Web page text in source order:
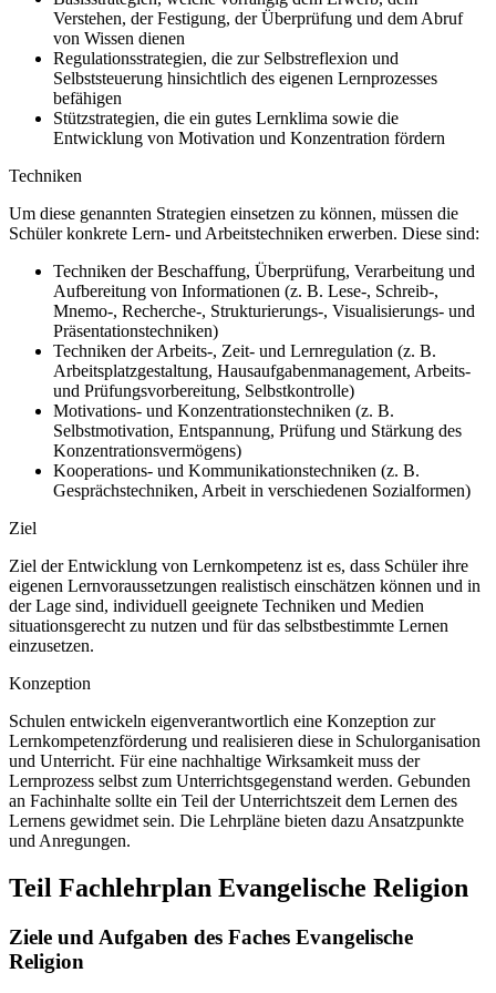
Verstehen, der Festigung, der Überprüfung und dem Abruf
von Wissen dienen
Regulationsstrategien, die zur Selbstreflexion und
Selbststeuerung hinsichtlich des eigenen Lernprozesses
befähigen
Stützstrategien, die ein gutes Lernklima sowie die
Entwicklung von Motivation und Konzentration fördern
Techniken
Um diese genannten Strategien einsetzen zu können, müssen die
Schüler konkrete Lern- und Arbeitstechniken erwerben. Diese sind:
Techniken der Beschaffung, Überprüfung, Verarbeitung und
Aufbereitung von Informationen (z. B. Lese-, Schreib-,
Mnemo-, Recherche-, Strukturierungs-, Visualisierungs- und
Präsentationstechniken)
Techniken der Arbeits-, Zeit- und Lernregulation (z. B.
Arbeitsplatzgestaltung, Hausaufgabenmanagement, Arbeits-
und Prüfungsvorbereitung, Selbstkontrolle)
Motivations- und Konzentrationstechniken (z. B.
Selbstmotivation, Entspannung, Prüfung und Stärkung des
Konzentrationsvermögens)
Kooperations- und Kommunikationstechniken (z. B.
Gesprächstechniken, Arbeit in verschiedenen Sozialformen)
Ziel
Ziel der Entwicklung von Lernkompetenz ist es, dass Schüler ihre
eigenen Lernvoraussetzungen realistisch einschätzen können und in
der Lage sind, individuell geeignete Techniken und Medien
situationsgerecht zu nutzen und für das selbstbestimmte Lernen
einzusetzen.
Konzeption
Schulen entwickeln eigenverantwortlich eine Konzeption zur
Lernkompetenzförderung und realisieren diese in Schulorganisation
und Unterricht. Für eine nachhaltige Wirksamkeit muss der
Lernprozess selbst zum Unterrichtsgegenstand werden. Gebunden
an Fachinhalte sollte ein Teil der Unterrichtszeit dem Lernen des
Lernens gewidmet sein. Die Lehrpläne bieten dazu Ansatzpunkte
und Anregungen.
Teil Fachlehrplan Evangelische Religion
Ziele und Aufgaben des Faches Evangelische
Religion